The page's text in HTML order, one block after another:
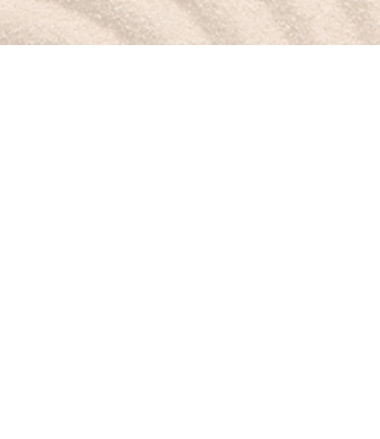
Petit mot pour la route :
Comme l’améthyste, je choisis la paix